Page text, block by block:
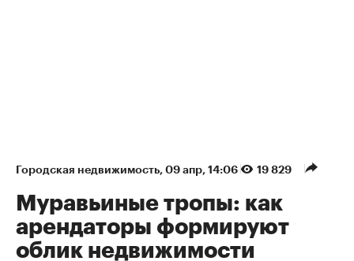
Городская недвижимость 09 апр, 14:06 19 829
Муравьиные тропы: как
арендаторы формируют
облик недвижимости